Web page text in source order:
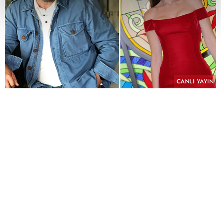
CANLI YAYIN